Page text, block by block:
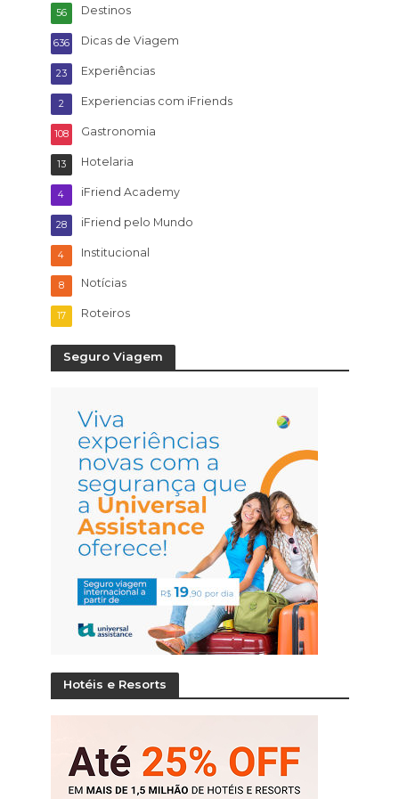
Destinos
56
Dicas de Viagem
636
Experiências
23
Experiencias com iFriends
2
Gastronomia
108
Hotelaria
13
iFriend Academy
4
iFriend pelo Mundo
28
Institucional
4
Notícias
8
Roteiros
17
Seguro Viagem
Hotéis e Resorts